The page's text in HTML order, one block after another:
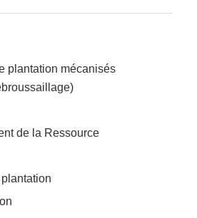
plantation mécanisés
de la Ressource